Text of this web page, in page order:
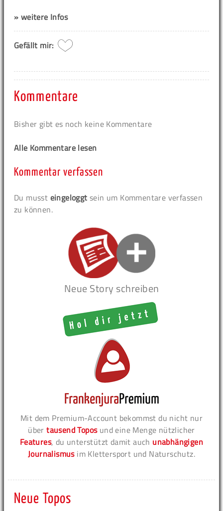
» weitere Infos
Gefällt mir:
Kommentare
Bisher gibt es noch keine Kommentare
Alle Kommentare lesen
Kommentar verfassen
Du musst eingeloggt sein um Kommentare verfassen
zu können.
Neue Story schreiben
Mit dem Premium-Account bekommst du nicht nur
übertausend Toposund eine Menge nützlicher
Features, du unterstützt damit auch unabhängigen
Journalismusim Klettersport und Naturschutz.
Neue Topos